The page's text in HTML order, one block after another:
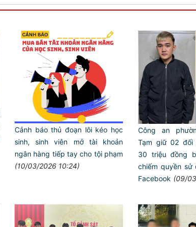
Cảnh báo thủ đoạn lôi kéo học
sinh, sinh viên mở tài khoản
ngân hàng tiếp tay cho tội phạm
(10/03/2026 10:24)
Công an
Tạm giữ 02 đối
30 triệu đồng
chiếm quyền sử
Facebook (09/